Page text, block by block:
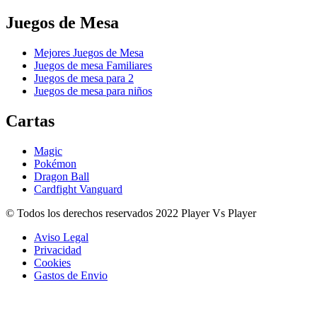
Juegos de Mesa
Mejores Juegos de Mesa
Juegos de mesa Familiares
Juegos de mesa para 2
Juegos de mesa para niños
Cartas
Magic
Pokémon
Dragon Ball
Cardfight Vanguard
© Todos los derechos reservados 2022 Player Vs Player
Aviso Legal
Privacidad
Cookies
Gastos de Envio